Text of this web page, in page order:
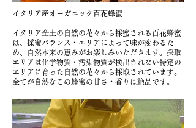
イタリア産オーガニック百花蜂蜜
イタリア全土の自然の花々から採蜜される百花蜂蜜
は、採蜜バランス・エリアによって味が変わるた
め、自然本来の恵みがお楽しみいただきます。採取
エリアは化学物質・汚染物質が検出されない特定の
エリアに育った自然の花々から採取されています。
全てが自然なこの蜂蜜の甘さ・香りは絶品です。